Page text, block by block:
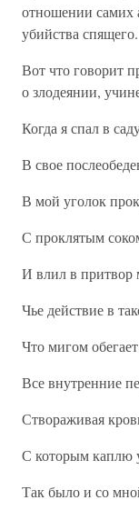
отношении самих
убийства спящего.
Вот что говорит
о злодеянии,
Когда я спал в
В свое
В мой уголок
С проклятым
И влил в притвор
Чье действие в
Что мигом
Все внутренние
Створаживая
С которым каплю
Так было и со